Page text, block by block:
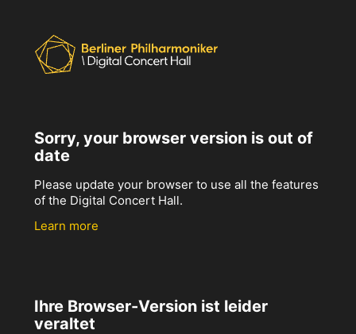
Sorry, your browser version is out of
date
Please update your browser to use all the features
of the Digital Concert Hall.
Learn more
Ihre Browser-Version ist leider
veraltet